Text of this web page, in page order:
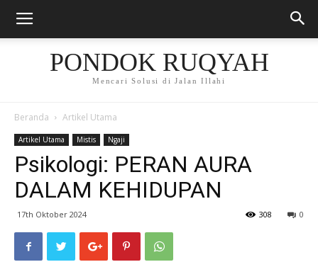
PONDOK RUQYAH
Mencari Solusi di Jalan Illahi
Beranda Artikel Utama
Artikel Utama Mistis Ngaji
Psikologi: PERAN AURA
DALAM KEHIDUPAN
17th Oktober 2024 0
308